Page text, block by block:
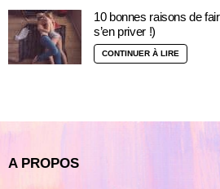
10 bonnes raisons de
s’en priver !)
CONTINUER À LIRE
A PROPOS